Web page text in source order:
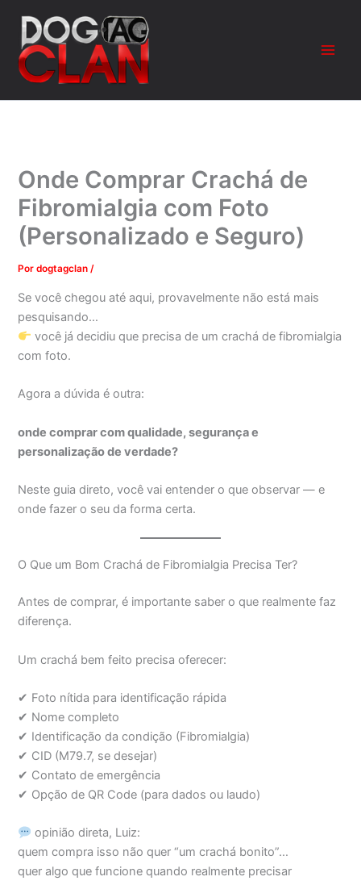
para
conteúdo
Onde Comprar Crachá de
Fibromialgia com Foto
(Personalizado e Seguro)
Pordogtagclan/
Se você chegou até aqui, provavelmente não está mais
pesquisando…
você já decidiu que precisa de um crachá de fibromialgia
com foto.
Agora a dúvida é outra:
onde comprar com qualidade, segurança e
personalização de verdade?
Neste guia direto, você vai entender o que observar — e
onde fazer o seu da forma certa.
O Que um Bom Crachá de Fibromialgia Precisa Ter?
Antes de comprar, é importante saber o que realmente faz
diferença.
Um crachá bem feito precisa oferecer:
✔ Foto nítida para identificação rápida
✔ Nome completo
✔ Identificação da condição (Fibromialgia)
✔ CID (M79.7, se desejar)
✔ Contato de emergência
✔ Opção de QR Code (para dados ou laudo)
opinião direta, Luiz:
quem compra isso não quer “um crachá bonito”…
quer algo que funcione quando realmente precisar